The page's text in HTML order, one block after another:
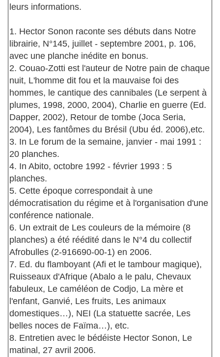
leurs informations.
1. Hector Sonon raconte ses débuts dans Notre
librairie, N°145, juillet - septembre 2001, p. 106,
avec une planche inédite en bonus.
2. Couao-Zotti est l'auteur de Notre pain de chaque
nuit, L'homme dit fou et la mauvaise foi des
hommes, le cantique des cannibales (Le serpent à
plumes, 1998, 2000, 2004), Charlie en guerre (Ed.
Dapper, 2002), Retour de tombe (Joca Seria,
2004), Les fantômes du Brésil (Ubu éd. 2006),etc.
3. In Le forum de la semaine, janvier - mai 1991 :
20 planches.
4. In Abito, octobre 1992 - février 1993 : 5
planches.
5. Cette époque correspondait à une
démocratisation du régime et à l'organisation d'une
conférence nationale.
6. Un extrait de Les couleurs de la mémoire (8
planches) a été réédité dans le N°4 du collectif
Afrobulles (2-916690-00-1) en 2006.
7. Ed. du flamboyant (Afi et le tambour magique),
Ruisseaux d'Afrique (Abalo a le palu, Chevaux
fabuleux, Le caméléon de Codjo, La mère et
l'enfant, Ganvié, Les fruits, Les animaux
domestiques…), NEI (La statuette sacrée, Les
belles noces de Faïma…), etc.
8. Entretien avec le bédéiste Hector Sonon, Le
matinal, 27 avril 2006.